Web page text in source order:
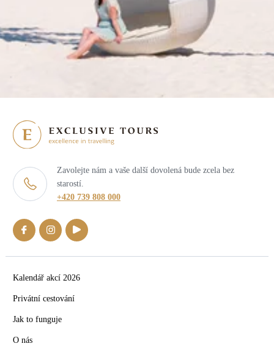
Zavolejte nám a vaše další dovolená bude zcela bez
starostí.
+420 739 808 000
Kalendář akcí 2026
Privátní cestování
Jak to funguje
O nás